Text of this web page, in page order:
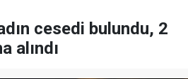
cesedi bulundu, 2
alındı